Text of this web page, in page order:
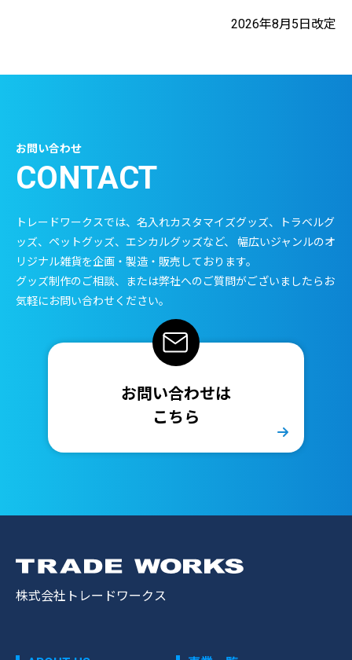
2026年8月5日改定
お問い合わせ
CONTACT
トレードワークスでは、名入れカスタマイズグッズ、トラベルグ
ッズ、ペットグッズ、エシカルグッズなど、 幅広いジャンルのオ
リジナル雑貨を企画・製造・販売しております。
グッズ制作のご相談、または弊社へのご質問がございましたらお
気軽にお問い合わせください。
お問い合わせは
こちら
株式会社トレードワークス